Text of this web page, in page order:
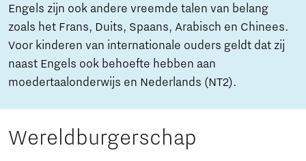
Engels zijn ook andere vreemde talen van belang
zoals het Frans, Duits, Spaans, Arabisch en Chinees.
Voor kinderen van internationale ouders geldt dat zij
naast Engels ook behoefte hebben aan
moedertaalonderwijs en Nederlands (NT2).
Wereldburgerschap